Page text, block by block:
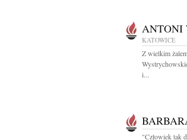
ANTONI
KATOWICE
Z wielkim
i...
"Człowiek tak